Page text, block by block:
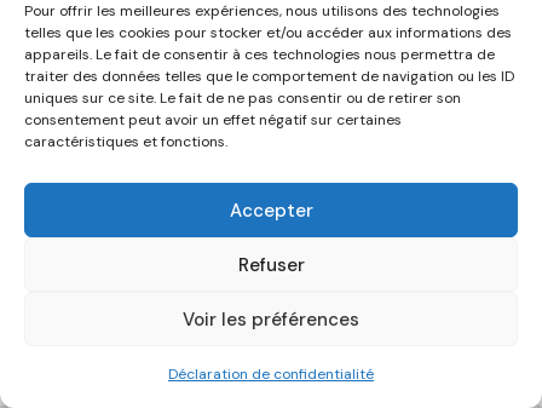
Pour offrir les meilleures expériences, nous utilisons des technologies
telles que les cookies pour stocker et/ou accéder aux informations des
appareils. Le fait de consentir à ces technologies nous permettra de
traiter des données telles que le comportement de navigation ou les ID
uniques sur ce site. Le fait de ne pas consentir ou de retirer son
consentement peut avoir un effet négatif sur certaines
caractéristiques et fonctions.
Accepter
Refuser
Voir les préférences
Déclaration de confidentialité
CCPNIMT © {{Y}}. Tous droits réservés.